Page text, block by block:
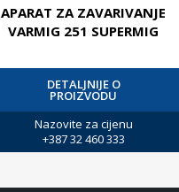
APARAT ZA ZAVARIVANJE
VARMIG 251 SUPERMIG
DETALJNIJE O
PROIZVODU
Nazovite za cijenu
+387 32 460 333